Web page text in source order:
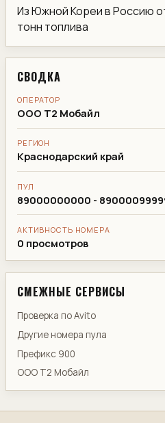
Из Южной Кореи в Россию
тонн топлива
СВОДКА
ОПЕРАТОР
ООО Т2 Мобайл
РЕГИОН
Краснодарский край
ПУЛ
89000000000 -
АКТИВНОСТЬ НОМЕРА
0 просмотров
СМЕЖНЫЕ СЕРВИСЫ
Проверка по Avito
Другие номера пула
Префикс 900
ООО Т2 Мобайл